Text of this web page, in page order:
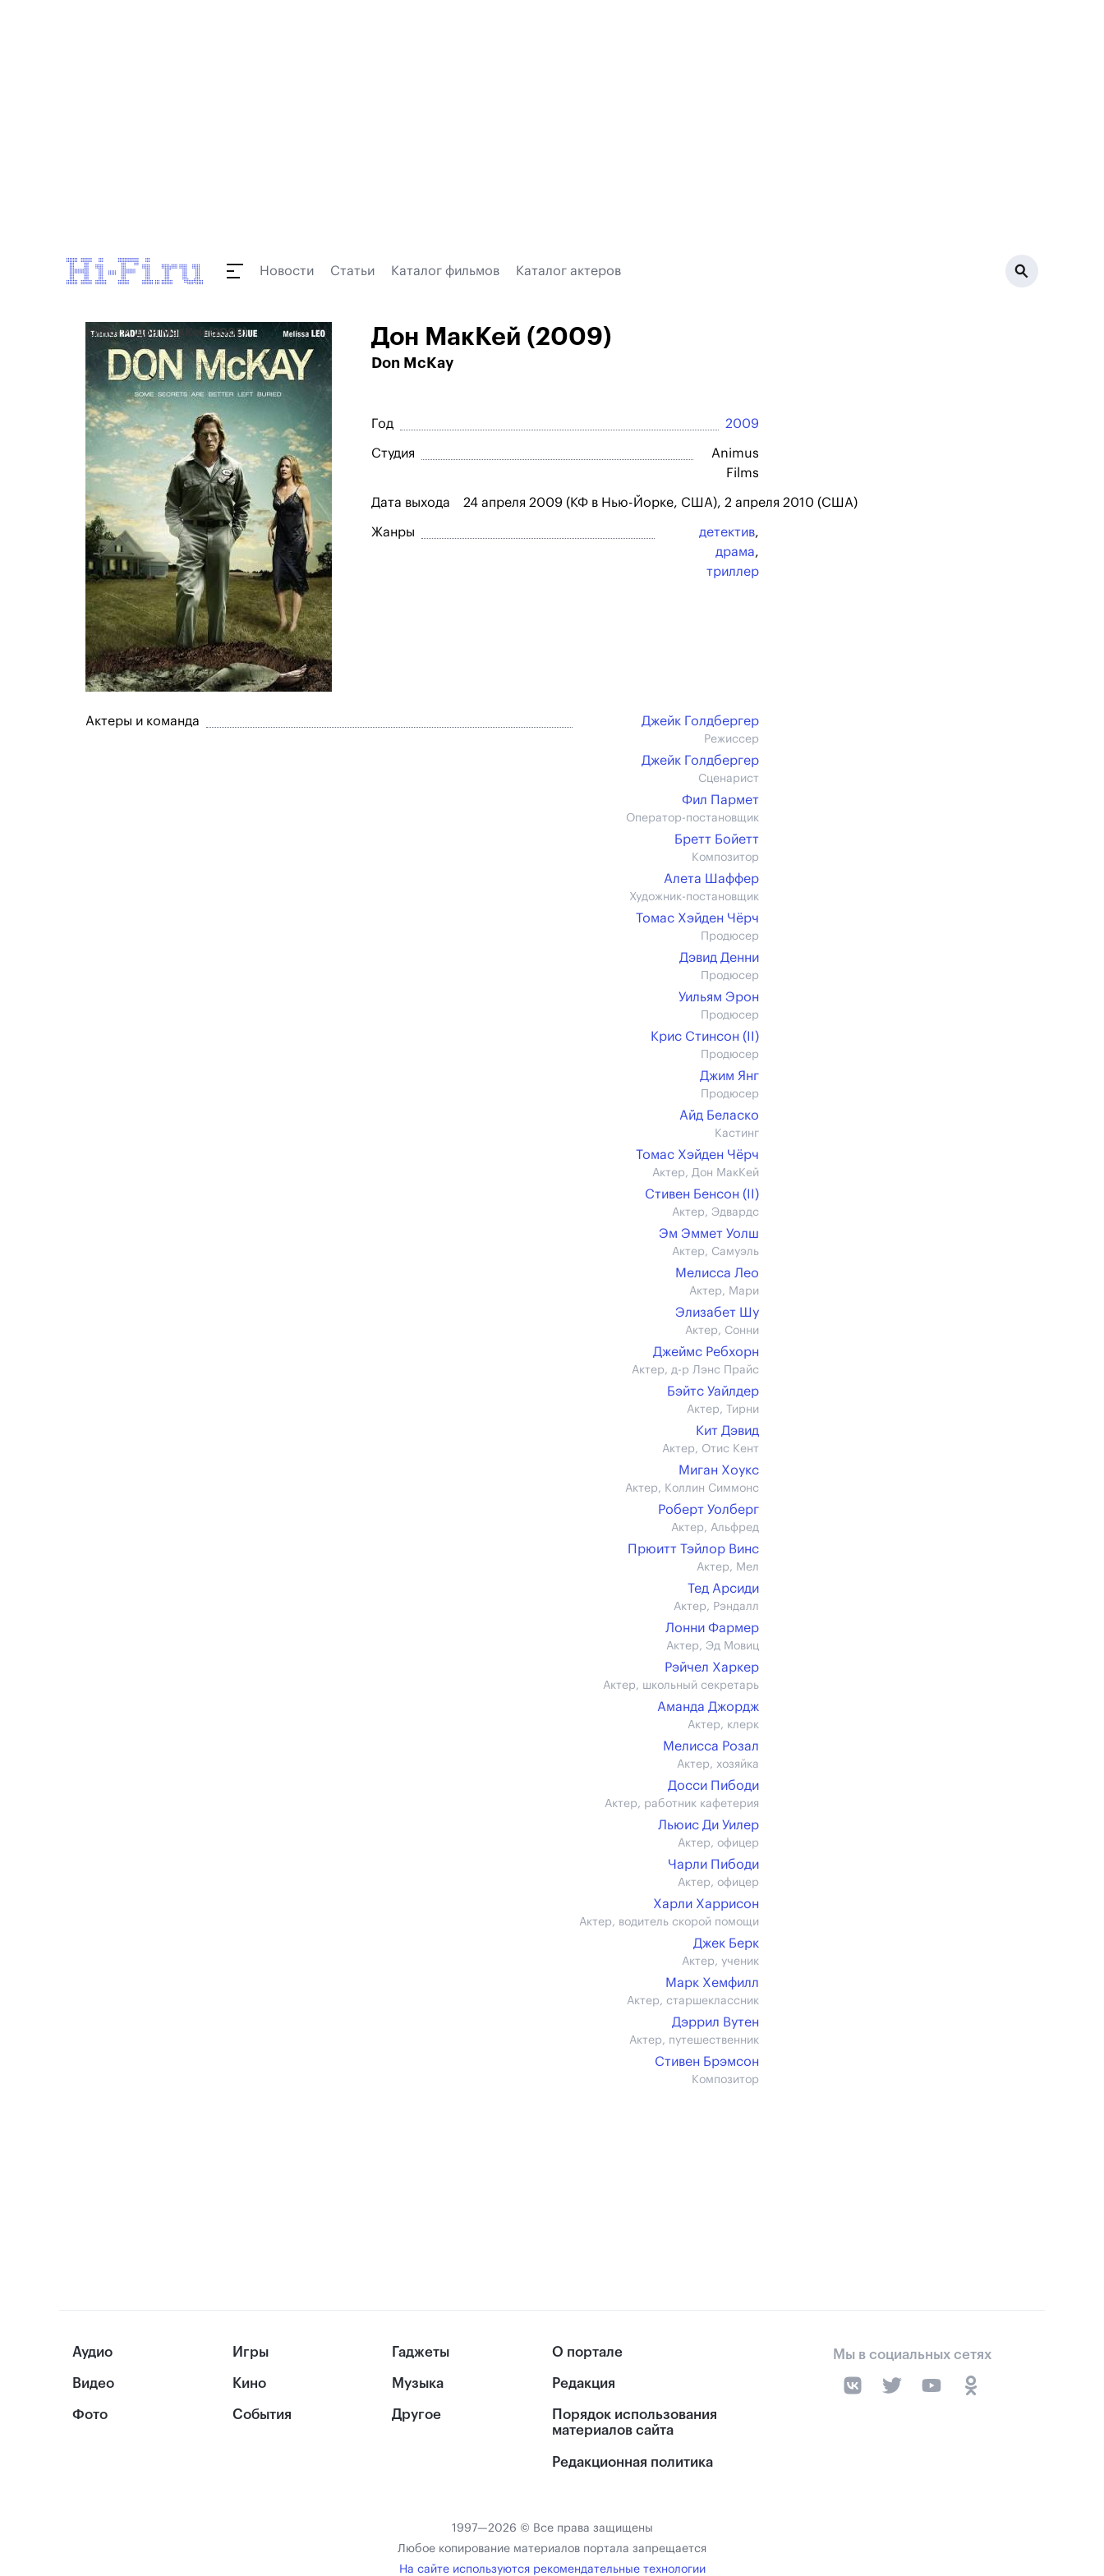
Новости Статьи Каталог фильмов Каталог актеров
Кино Дон МакКей (2009) Дон МакКей (2009)
Don McKay
Год 2009
Студия
Animus
Films
Дата выхода 24 апреля 2009 (КФ в Нью-Йорке, США), 2 апреля 2010 (США)
Жанры детектив,
драма,
триллер
Актеры и команда Джейк Голдбергер
Режиссер
Джейк Голдбергер
Сценарист
Фил Пармет
Оператор-постановщик
Бретт Бойетт
Композитор
Алета Шаффер
Художник-постановщик
Томас Хэйден Чёрч
Продюсер
Дэвид Денни
Продюсер
Уильям Эрон
Продюсер
Крис Стинсон (II)
Продюсер
Джим Янг
Продюсер
Айд Беласко
Кастинг
Томас Хэйден Чёрч
Актер, Дон МакКей
Стивен Бенсон (II)
Актер, Эдвардс
Эм Эммет Уолш
Актер, Самуэль
Мелисса Лео
Актер, Мари
Элизабет Шу
Актер, Сонни
Джеймс Ребхорн
Актер, д-р Лэнс Прайс
Бэйтс Уайлдер
Актер, Тирни
Кит Дэвид
Актер, Отис Кент
Миган Хоукс
Актер, Коллин Симмонс
Роберт Уолберг
Актер, Альфред
Прюитт Тэйлор Винс
Актер, Мел
Тед Арсиди
Актер, Рэндалл
Лонни Фармер
Актер, Эд Мовиц
Рэйчел Харкер
Актер, школьный секретарь
Аманда Джордж
Актер, клерк
Мелисса Розал
Актер, хозяйка
Досси Пибоди
Актер, работник кафетерия
Льюис Ди Уилер
Актер, офицер
Чарли Пибоди
Актер, офицер
Харли Харрисон
Актер, водитель скорой помощи
Джек Берк
Актер, ученик
Марк Хемфилл
Актер, старшеклассник
Дэррил Вутен
Актер, путешественник
Стивен Брэмсон
Композитор
Аудио
Видео
Фото
Игры
Кино
События
Гаджеты
Музыка
Другое
О портале
Редакция
Порядок использования
материалов сайта
Редакционная политика
Мы в социальных сетях
1997—2026 © Все права защищены
Любое копирование материалов портала запрещается
На сайте используются рекомендательные технологии